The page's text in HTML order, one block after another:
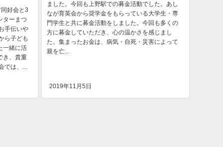
好会と3
ターまつ
手伝いや
ら子ども
一緒に活
き、貴重
では、...
ました。今回も上野駅での募金活動でした。あし
なが育英会から奨学金をもらっている大学生・専
門学生と共に募金活動をしました。今回も多くの
方に募金していただき、心の温かさを感じまし
た。集まったお金は、病気・自死・災害によって
親を亡...
2019年11月5日